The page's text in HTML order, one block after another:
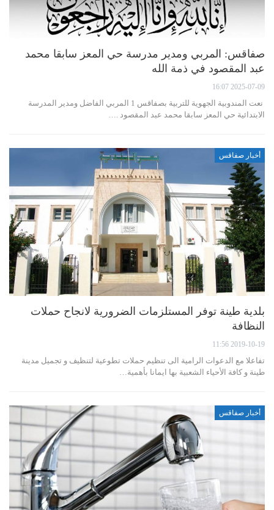
صفاقس: المربي ومدير مدرسة حي المعز سابقا محمد
عبد المقصود في ذمة الله
2025-07-09 16:07
نعت المندوبية الجهوية للتربية بصفاقس 1 المربي الفاضل ومدير المدرسة
الابتدائية حي المعز سابقا محمد عبد المقصود .…
أخبار صفاقس
بلدية طينة توفر المستلزمات الضرورية لانجاح حملات
النظافة
2019-10-19 11:56
تفاعلا مع الدعوات الرامية الى تنظيم حملات تطوعية لتنظيف و تجميل مدينة
طينة و كافة الأحياء الشعبية بها ايمانا بأهمية…
أخبار صفاقس